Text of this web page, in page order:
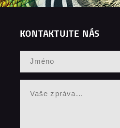
KONTAKTUJTE NÁS